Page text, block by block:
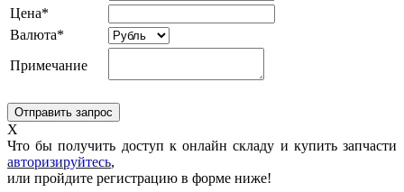
Цена*
Валюта*
Примечание
X
Что бы получить доступ к онлайн складу и купить запчасти
авторизируйтесь,
или пройдите регистрацию в форме ниже!